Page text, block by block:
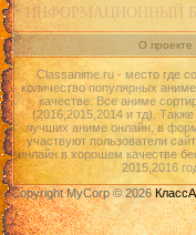
ИНФОРМАЦИОННЫЙ
О проекте
Classanime.ru - место где
количество популярных
качестве. Все аниме
(2016,2015,2014 и тд).
лучших аниме онлайн, в
участвуют пользователи
онлайн в хорошем качестве
2015,2016
Copyright MyCorp © 2026